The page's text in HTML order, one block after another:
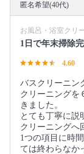
匿名希望(40代)
お風呂・浴室クリ
1日で年末掃除
4.60
バスクリーニン
クリーニングを
きました。
とても丁寧に説
クリーニングへ
1つの項目に時
ては終わらなか